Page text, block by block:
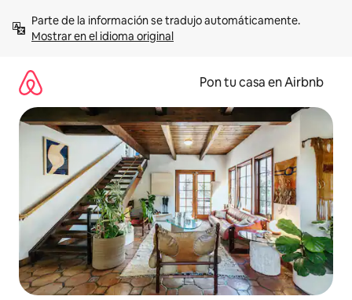
contenidoMostrar en el idioma original
Pon tu casa en Airbnb